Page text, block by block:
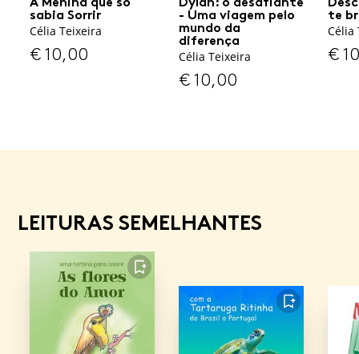
sabia Sorrir
Célia Teixeira
€10,00
- Uma viagem pelo
mundo da
diferença
Célia Teixeira
€10,00
te
Célia
€
LEITURAS SEMELHANTES
FAVORITO
FAVORITO